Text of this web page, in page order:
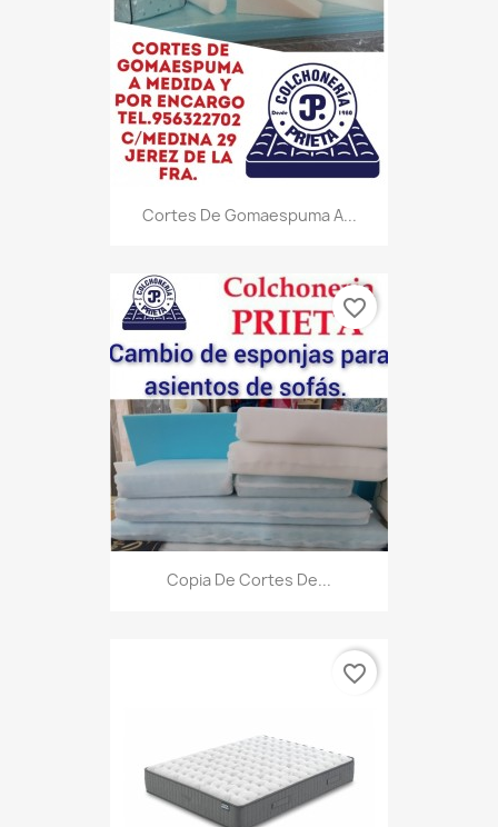
Cortes De Gomaespuma A...
Copia De Cortes De...
favorite_border
favorite_border